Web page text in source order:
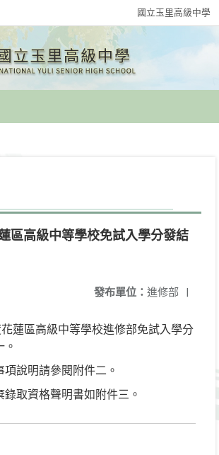
國立玉里高級中學
區高級中等學校免試入學分發結
發布單位： 進修部 |
蓮區高級中等學校進修部免試入學分
說明請參閱附件二。
錄取資格聲明書如附件三。